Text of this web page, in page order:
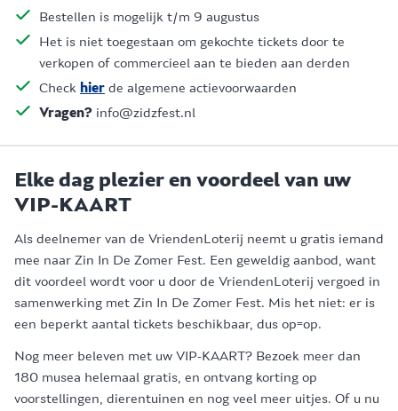
Bestellen is mogelijk t/m 9 augustus
Het is niet toegestaan om gekochte tickets door te
verkopen of commercieel aan te bieden aan derden
Check hier de algemene actievoorwaarden
Vragen? info@zidzfest.nl
Elke dag plezier en voordeel van uw
VIP-KAART
Als deelnemer van de VriendenLoterij neemt u gratis iemand
mee naar Zin In De Zomer Fest. Een geweldig aanbod, want
dit voordeel wordt voor u door de VriendenLoterij vergoed in
samenwerking met Zin In De Zomer Fest. Mis het niet: er is
een beperkt aantal tickets beschikbaar, dus op=op.
Nog meer beleven met uw VIP-KAART? Bezoek meer dan
180 musea helemaal gratis, en ontvang korting op
voorstellingen, dierentuinen en nog veel meer uitjes. Of u nu